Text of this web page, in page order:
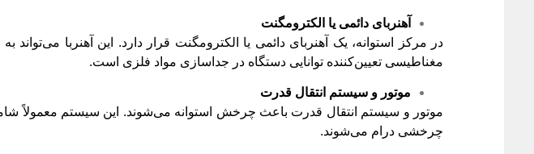
آهنربای دائمی یا الکترومگنت
در مرکز استوانه، یک آهنربای دائمی یا الکترومگنت قرار دارد. این آهنربا
مغناطیسی تعیین‌کننده توانایی دستگاه در جداسازی مواد فلزی است.
موتور و سیستم انتقال قدرت
موتور و سیستم انتقال قدرت باعث چرخش استوانه می‌شوند. این سیستم معمولاً
چرخشی درام می‌شوند.